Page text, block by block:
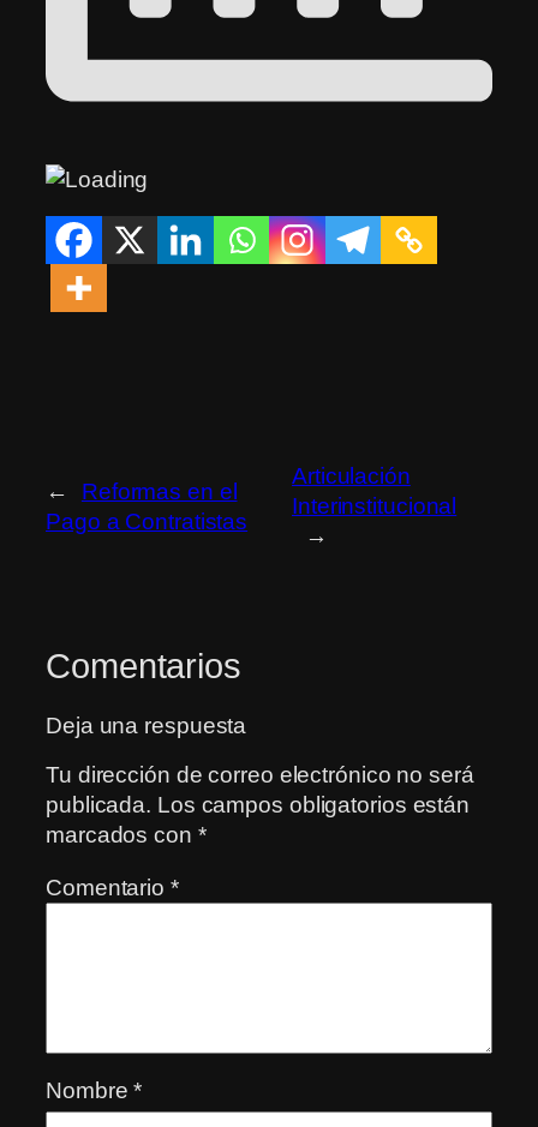
←
Reformas en el
Pago a Contratistas
Articulación
Interinstitucional
→
Comentarios
Deja una respuesta
Tu dirección de correo electrónico no será
publicada. Los campos obligatorios están
marcados con *
Comentario *
Nombre*